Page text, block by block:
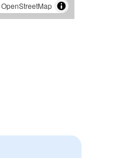
OpenStreetMap